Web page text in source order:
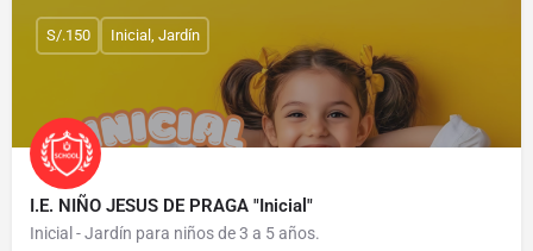
I.E. NIÑO JESUS DE PRAGA "Inicial"
Inicial - Jardín para niños de 3 a 5 años.
S/.150 Inicial, Jardín